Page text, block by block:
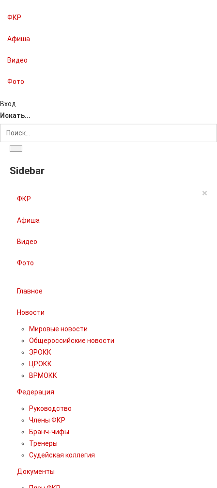
ФКР
Афиша
Видео
Фото
Вход
Искать...
Sidebar
×
ФКР
Афиша
Видео
Фото
Главное
Новости
Мировые новости
Общероссийские новости
ЗРОКК
ЦРОКК
ВРМОКК
Федерация
Руководство
Члены ФКР
Бранч-чифы
Тренеры
Судейская коллегия
Документы